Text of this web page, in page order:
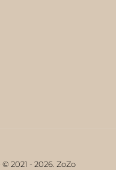
2021 - 2026. ZoZo